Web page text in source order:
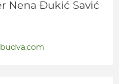
Nena Đukić Savić